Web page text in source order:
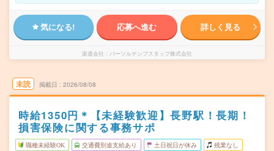
気になる! 応募へ進む 詳しく見る
派遣会社 パーソルテンプスタッフ株式会社
未読 掲載日 2026/08/08
時給1350円＊【未経験歓迎】長野駅！長期！
損害保険に関する事務サポ
職種未経験OK 交通費別途支給あり 土日祝日が休み 残業なし